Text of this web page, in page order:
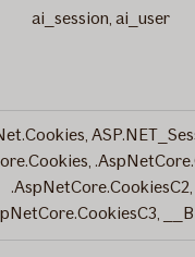
ai_session, ai_user
.AspNetCore.CookiesC2,